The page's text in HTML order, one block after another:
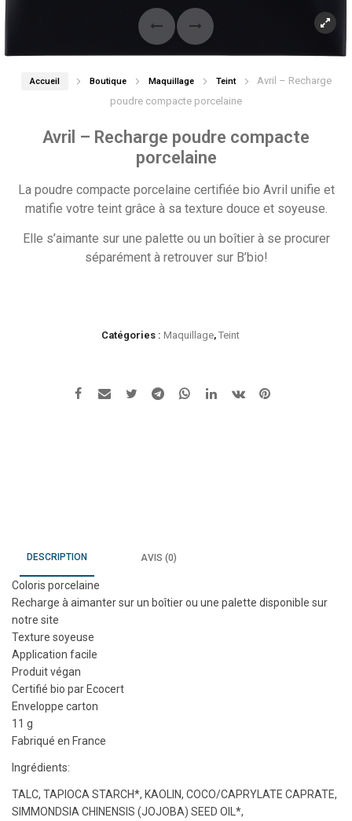
Accueil Boutique Maquillage Teint
Avril – Recharge
poudre compacte porcelaine
Avril – Recharge poudre compacte
porcelaine
La poudre compacte porcelaine certifiée bio Avril unifie et
matifie votre teint grâce à sa texture douce et soyeuse.
Elle s’aimante sur une palette ou un boîtier à se procurer
séparément à retrouver sur B’bio!
Catégories : Maquillage, Teint
DESCRIPTION AVIS (0)
Coloris porcelaine
Recharge à aimanter sur un boîtier ou une palette disponible sur
notre site
Texture soyeuse
Application facile
Produit végan
Certifié bio par Ecocert
Enveloppe carton
11 g
Fabriqué en France
Ingrédients:
TALC, TAPIOCA STARCH*, KAOLIN, COCO/CAPRYLATE CAPRATE,
SIMMONDSIA CHINENSIS (JOJOBA) SEED OIL*,